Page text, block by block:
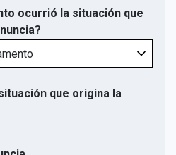
ocurrió la situación que
que origina la